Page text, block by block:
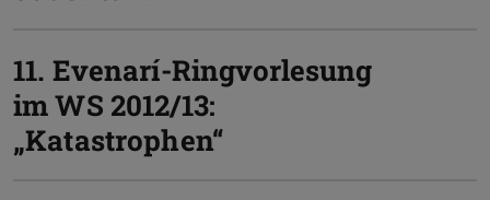
11. Evenarí-Ringvorlesung
im WS 2012/13:
„Katastrophen“